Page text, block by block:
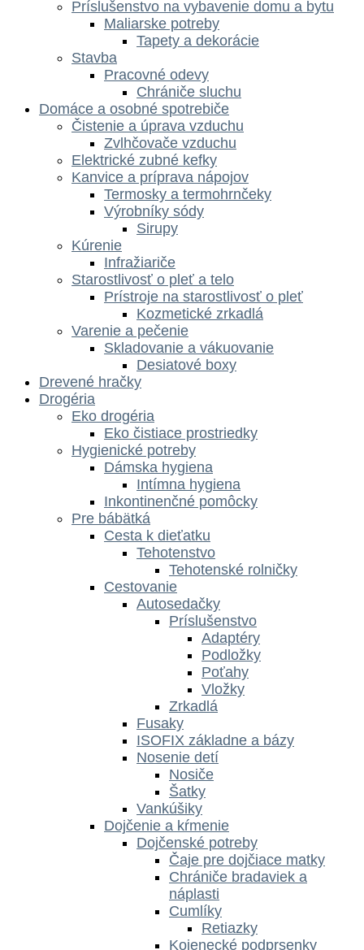
Príslušenstvo na vybavenie domu a bytu
Maliarske potreby
Tapety a dekorácie
Stavba
Pracovné odevy
Chrániče sluchu
Domáce a osobné spotrebiče
Čistenie a úprava vzduchu
Zvlhčovače vzduchu
Elektrické zubné kefky
Kanvice a príprava nápojov
Termosky a termohrnčeky
Výrobníky sódy
Sirupy
Kúrenie
Infražiariče
Starostlivosť o pleť a telo
Prístroje na starostlivosť o pleť
Kozmetické zrkadlá
Varenie a pečenie
Skladovanie a vákuovanie
Desiatové boxy
Drevené hračky
Drogéria
Eko drogéria
Eko čistiace prostriedky
Hygienické potreby
Dámska hygiena
Intímna hygiena
Inkontinenčné pomôcky
Pre bábätká
Cesta k dieťatku
Tehotenstvo
Tehotenské rolničky
Cestovanie
Autosedačky
Príslušenstvo
Adaptéry
Podložky
Poťahy
Vložky
Zrkadlá
Fusaky
ISOFIX základne a bázy
Nosenie detí
Nosiče
Šatky
Vankúšiky
Dojčenie a kŕmenie
Dojčenské potreby
Čaje pre dojčiace matky
Chrániče bradaviek a
náplasti
Cumlíky
Retiazky
Kojenecké podprsenky